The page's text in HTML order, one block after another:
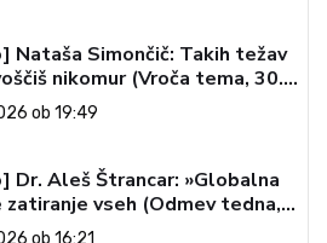
Nataša Simončič: Takih težav
nikomur (Vroča tema, 30.
ob 19:49
Dr. Aleš Štrancar: »Globalna
zatiranje vseh (Odmev tedna,